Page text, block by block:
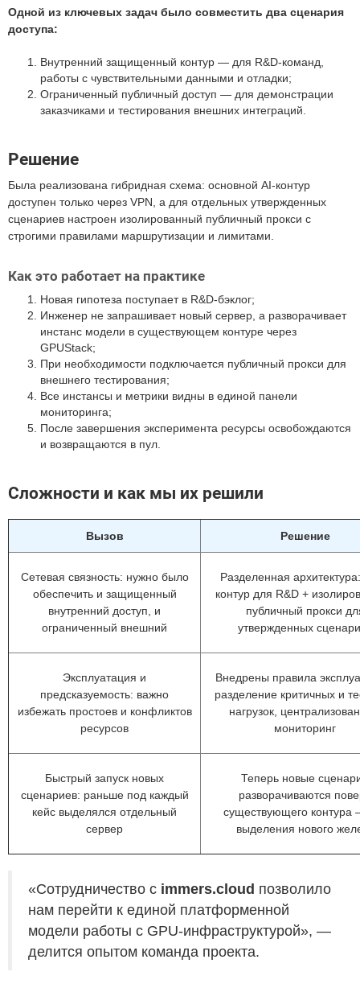
Одной из ключевых задач было совместить два сценария
доступа:
Внутренний защищенный контур — для R&D-команд,
работы с чувствительными данными и отладки;
Ограниченный публичный доступ — для демонстрации
заказчиками и тестирования внешних интеграций.
Решение
Была реализована гибридная схема: основной AI-контур
доступен только через VPN, а для отдельных утвержденных
сценариев настроен изолированный публичный прокси с
строгими правилами маршрутизации и лимитами.
Как это работает на практике
Новая гипотеза поступает в R&D-бэклог;
Инженер не запрашивает новый сервер, а разворачивает
инстанс модели в существующем контуре через
GPUStack;
При необходимости подключается публичный прокси для
внешнего тестирования;
Все инстансы и метрики видны в единой панели
мониторинга;
После завершения эксперимента ресурсы освобождаются
и возвращаются в пул.
Сложности и как мы их решили
Вызов Решение
Сетевая связность: нужно было
обеспечить и защищенный
внутренний доступ, и
ограниченный внешний
Разделенная
контур для R&D +
публичный прокси
утвержденных
Эксплуатация и
предсказуемость: важно
избежать простоев и конфликтов
ресурсов
Внедрены правила
разделение критичных и
нагрузок,
мониторинг
Быстрый запуск новых
сценариев: раньше под каждый
кейс выделялся отдельный
сервер
Теперь новые
разворачиваются
существующего контура
выделения нового
«Сотрудничество с immers.cloud позволило
нам перейти к единой платформенной
модели работы с GPU-инфраструктурой», —
делится опытом команда проекта.